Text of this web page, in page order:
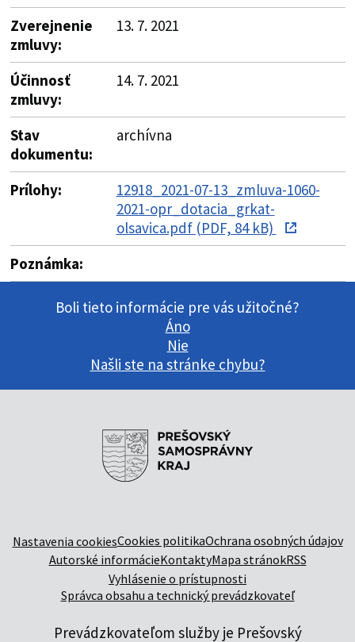
Zverejnenie
zmluvy:
13. 7. 2021
Účinnosť
zmluvy:
14. 7. 2021
Stav
dokumentu:
archívna
Prílohy:
12918_2021-07-13_zmluva-1060-
2021-opr_dotacia_grkat-
olsavica.pdf (PDF, 84 kB)
Poznámka:
Boli tieto informácie pre vás užitočné?
Áno
Nie
Našli ste na stránke chybu?
Nastavenia cookiesCookies politikaOchrana osobných údajov
Autorské informácieKontaktyMapa stránokRSS
Vyhlásenie o prístupnosti
Správca obsahu a technický prevádzkovateľ
Prevádzkovateľom služby je Prešovský